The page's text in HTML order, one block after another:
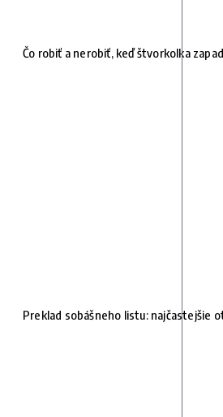
Čo robiť a nerobiť, keď štvorkolka
Preklad sobášneho listu: najčastejšie